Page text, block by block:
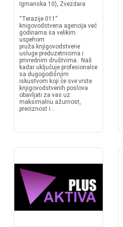
Igmanska 10), Zvezdara
“Terazije 011”
knigovodstvena agencija već
godinama sa velikim
uspehom
pruža knjigovodstvene
usluge preduzetnicima i
privrednim društvima. Naš
kadar uključuje profesionalce
sa dugogodišnjim
iskustvom koji će sve vrste
knjigovodstvenih poslova
obavljati za vas uz
maksimalnu ažurnost,
preciznost i...